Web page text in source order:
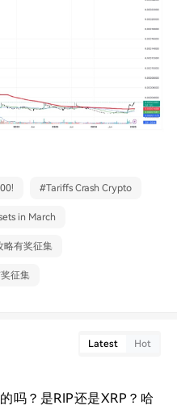
#Tariffs Crash Crypto
in March
略有奖征集
征集
Latest Hot
吗？是RIP还是XRP？哈